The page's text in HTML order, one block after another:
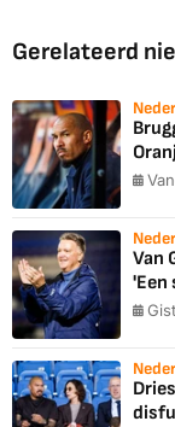
Gerelateerd
Van
'Een